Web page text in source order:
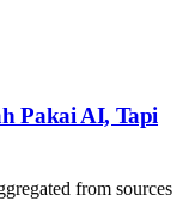
Pakai AI, Tapi
from sources